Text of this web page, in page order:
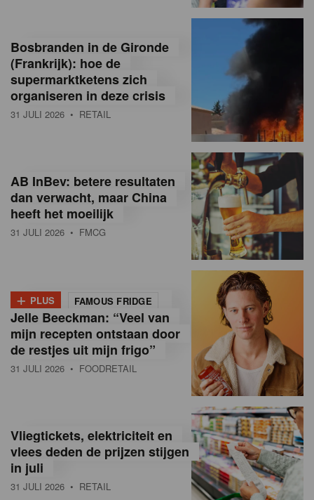
n
e
a
n
B
e
g
ë
Bosbranden in de Gironde
(Frankrijk): hoe de
supermarktketens zich
organiseren in deze crisis
31 JULI 2026 • RETAIL
AB InBev: betere resultaten
dan verwacht, maar China
heeft het moeilijk
31 JULI 2026 • FMCG
+ PLUS FAMOUS FRIDGE
Jelle Beeckman: “Veel van
mijn recepten ontstaan door
de restjes uit mijn frigo”
31 JULI 2026 • FOODRETAIL
Vliegtickets, elektriciteit en
vlees deden de prijzen stijgen
in juli
31 JULI 2026 • RETAIL